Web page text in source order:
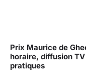
Prix Maurice de
horaire, diffusion
pratiques